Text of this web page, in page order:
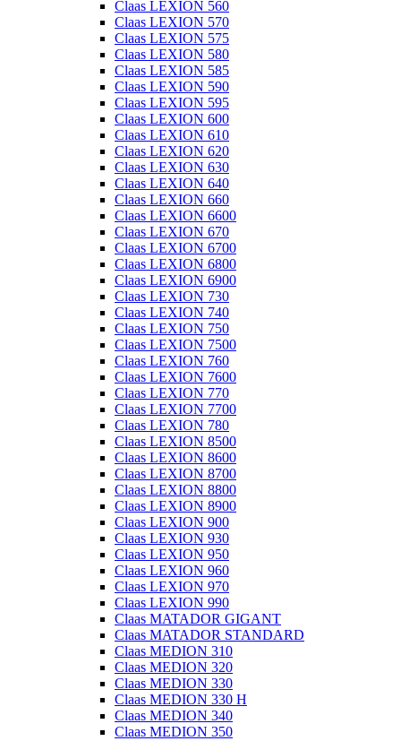
Claas LEXION 560
Claas LEXION 570
Claas LEXION 575
Claas LEXION 580
Claas LEXION 585
Claas LEXION 590
Claas LEXION 595
Claas LEXION 600
Claas LEXION 610
Claas LEXION 620
Claas LEXION 630
Claas LEXION 640
Claas LEXION 660
Claas LEXION 6600
Claas LEXION 670
Claas LEXION 6700
Claas LEXION 6800
Claas LEXION 6900
Claas LEXION 730
Claas LEXION 740
Claas LEXION 750
Claas LEXION 7500
Claas LEXION 760
Claas LEXION 7600
Claas LEXION 770
Claas LEXION 7700
Claas LEXION 780
Claas LEXION 8500
Claas LEXION 8600
Claas LEXION 8700
Claas LEXION 8800
Claas LEXION 8900
Claas LEXION 900
Claas LEXION 930
Claas LEXION 950
Claas LEXION 960
Claas LEXION 970
Claas LEXION 990
Claas MATADOR GIGANT
Claas MATADOR STANDARD
Claas MEDION 310
Claas MEDION 320
Claas MEDION 330
Claas MEDION 330 H
Claas MEDION 340
Claas MEDION 350